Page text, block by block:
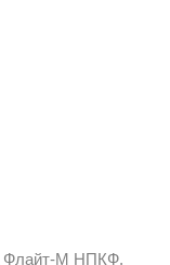
Флайт-М НПКФ,